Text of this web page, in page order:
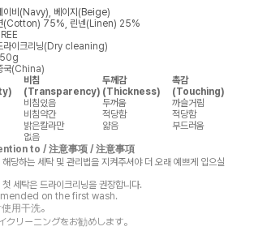
이비(Navy), 베이지(Beige)
(Cotton) 75%, 린넨(Linen) 25%
라이크리닝(Dry cleaning)
국(China)
비침
(Transparency)
두께감
(Thickness)
촉감
(Touching)
비침있음 두꺼움
까슬거림
비침약간 적당함
적당함
밝은칼라만 얇음
부드러움
없음
to / 注意事项 / 注意事項
당하는 세탁 및 관리법을 지켜주셔야 더 오래 예쁘게 입으실
세탁은 드라이크리닝을 권장합니다.
on the first wash.
用干洗。
リーニングをお勧めします。